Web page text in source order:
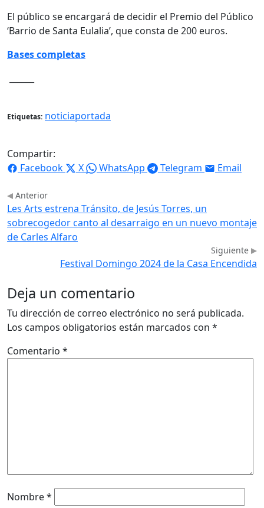
El público se encargará de decidir el Premio del Público
‘Barrio de Santa Eulalia’, que consta de 200 euros.
Bases completas
Etiquetas: noticiaportada
Compartir:
Facebook
X WhatsApp Telegram Email
Anterior
Les Arts estrena Tránsito, de Jesús Torres, un
sobrecogedor canto al desarraigo en un nuevo montaje
de Carles Alfaro
Siguiente
Festival Domingo 2024 de la Casa Encendida
Deja un comentario
Tu dirección de correo electrónico no será publicada.
Los campos obligatorios están marcados con *
Comentario *
Nombre*